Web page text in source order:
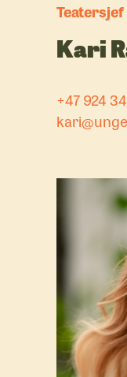
Teatersjef
Kari
+47 924